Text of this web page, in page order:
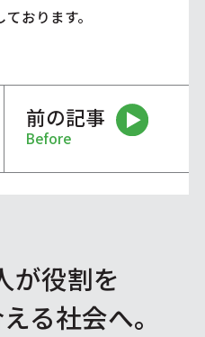
おります。
前の記事
Before
が役割を
る社会へ。